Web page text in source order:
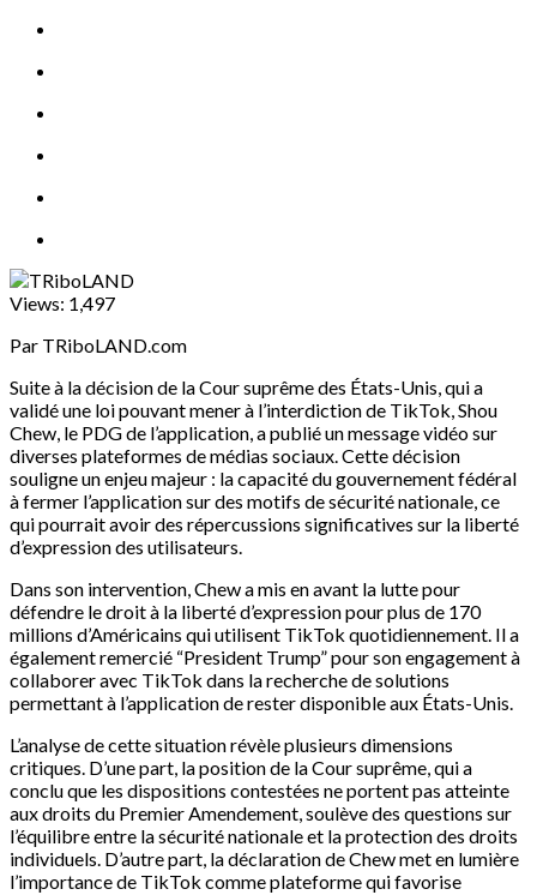
Views: 1,497
Par TRiboLAND.com
Suite à la décision de la Cour suprême des États-Unis, qui a
validé une loi pouvant mener à l’interdiction de TikTok, Shou
Chew, le PDG de l’application, a publié un message vidéo sur
diverses plateformes de médias sociaux. Cette décision
souligne un enjeu majeur : la capacité du gouvernement fédéral
à fermer l’application sur des motifs de sécurité nationale, ce
qui pourrait avoir des répercussions significatives sur la liberté
d’expression des utilisateurs.
Dans son intervention, Chew a mis en avant la lutte pour
défendre le droit à la liberté d’expression pour plus de 170
millions d’Américains qui utilisent TikTok quotidiennement. Il a
également remercié “President Trump” pour son engagement à
collaborer avec TikTok dans la recherche de solutions
permettant à l’application de rester disponible aux États-Unis.
L’analyse de cette situation révèle plusieurs dimensions
critiques. D’une part, la position de la Cour suprême, qui a
conclu que les dispositions contestées ne portent pas atteinte
aux droits du Premier Amendement, soulève des questions sur
l’équilibre entre la sécurité nationale et la protection des droits
individuels. D’autre part, la déclaration de Chew met en lumière
l’importance de TikTok comme plateforme qui favorise